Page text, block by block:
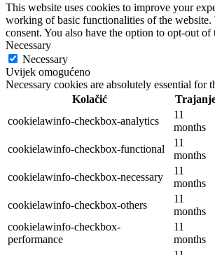
This website uses cookies to improve your
working of basic functionalities of the
consent. You also have the option to opt-out
Necessary
Necessary
Uvijek omogućeno
Necessary cookies are absolutely essential
Kolačić
cookielawinfo-checkbox-analytics
11
months
cookielawinfo-checkbox-functional
11
months
cookielawinfo-checkbox-necessary
11
months
cookielawinfo-checkbox-others
11
months
cookielawinfo-checkbox-
performance
11
months